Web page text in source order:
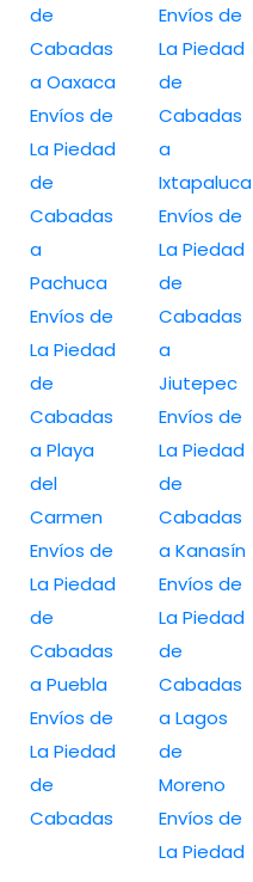
de
Cabadas
a Oaxaca
Envíos de
La Piedad
de
Cabadas
a
Pachuca
Envíos de
La Piedad
de
Cabadas
a Playa
del
Carmen
Envíos de
La Piedad
de
Cabadas
a Puebla
Envíos de
La Piedad
de
Cabadas
Envíos de
La Piedad
de
Cabadas
a
Ixtapaluca
Envíos de
La Piedad
de
Cabadas
a
Jiutepec
Envíos de
La Piedad
de
Cabadas
a Kanasín
Envíos de
La Piedad
de
Cabadas
a Lagos
de
Moreno
Envíos de
La Piedad